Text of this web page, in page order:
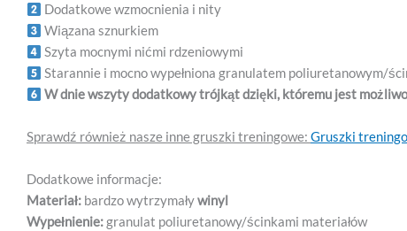
Dodatkowe wzmocnienia i nity
Wiązana sznurkiem
Szyta mocnymi nićmi rdzeniowymi
Starannie i mocno wypełniona granulatem poliuretanowym/
W dnie wszyty dodatkowy trójkąt dzięki, któremu jest
Sprawdź również nasze inne gruszki treningowe: Gruszki
Dodatkowe informacje:
Materiał: bardzo wytrzymaływinyl
Wypełnienie:granulat poliuretanowy/ścinkami materiałów